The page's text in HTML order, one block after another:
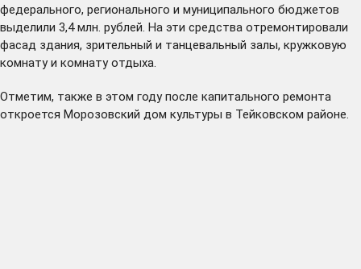
федерального, регионального и муниципального бюджетов
выделили 3,4 млн. рублей. На эти средства отремонтировали
фасад здания, зрительный и танцевальный залы, кружковую
комнату и комнату отдыха.
Отметим, также в этом году после капитального ремонта
откроется Морозовский дом культуры в Тейковском районе.